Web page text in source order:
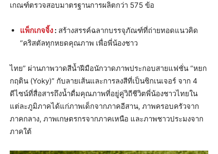
เกณฑ์ตรวจสอบมาตรฐานการผลิตกว่า 575 ข้อ
แพ็กเกจจิ้ง : สร้างสรรค์ฉลากบรรจุภัณฑ์ที่ถ่ายทอดแนวคิด
“คริสตัลทุกหยดคุณภาพ เพื่อพี่น้องชาว
ไทย” ผ่านภาพวาดสีน้ำฝีมือนักวาดภาพประกอบสายแฟชั่น “หยก
กฤติน (Yoky)” กับลายเส้นและการลงสีที่เป็นซิกเนเจอร์ จาก 4
ดีไซน์ที่สื่อสารถึงน้ำดื่มคุณภาพที่อยู่คู่วิถีชีวิตพี่น้องชาวไทยใน
แต่ละภูมิภาคได้แก่ภาพเด็กจากภาคอีสาน, ภาพครอบครัวจาก
ภาคกลาง, ภาพเกษตรกรจากภาคเหนือ และภาพชาวประมงจาก
ภาคใต้